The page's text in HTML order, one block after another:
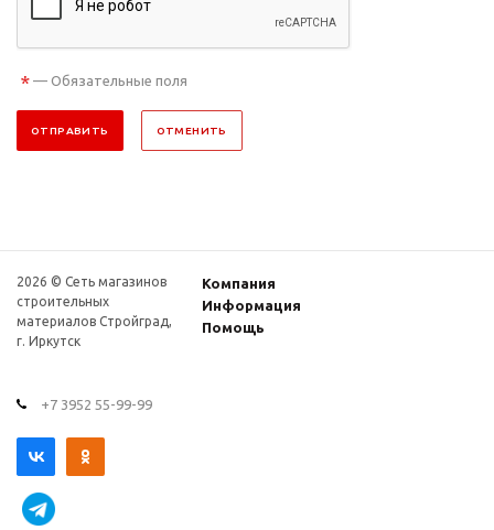
* — Обязательные поля
ОТПРАВИТЬ ОТМЕНИТЬ
2026 © Сеть магазинов
строительных
материалов Стройград,
г. Иркутск
Компания
Информация
Помощь
+7 3952 55-99-99